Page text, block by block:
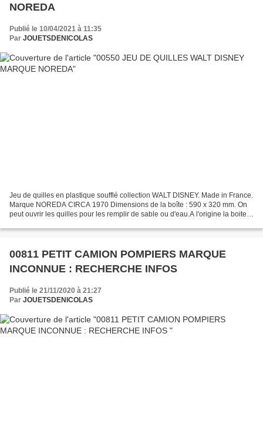
NOREDA
Publié le 10/04/2021 à 11:35
Par JOUETSDENICOLAS
Jeu de quilles en plastique soufflé collection WALT DISNEY. Made in France.
Marque NOREDA CIRCA 1970 Dimensions de la boîte : 590 x 320 mm. On
peut ouvrir les quilles pour les remplir de sable ou d'eau.A l'origine la boite
00811 PETIT CAMION POMPIERS MARQUE
INCONNUE : RECHERCHE INFOS
Publié le 21/11/2020 à 21:27
Par JOUETSDENICOLAS